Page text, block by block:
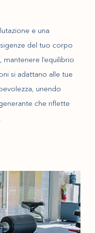
e una
del tuo corpo
l’equilibrio
si adattano alle tue
unendo
che riflette